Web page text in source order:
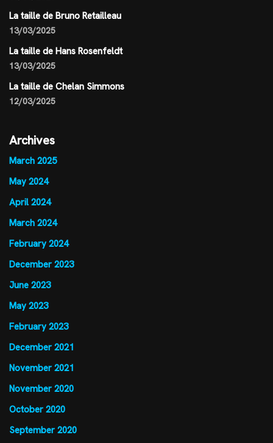
La taille de Bruno Retailleau
13/03/2025
La taille de Hans Rosenfeldt
13/03/2025
La taille de Chelan Simmons
12/03/2025
Archives
March 2025
May 2024
April 2024
March 2024
February 2024
December 2023
June 2023
May 2023
February 2023
December 2021
November 2021
November 2020
October 2020
September 2020